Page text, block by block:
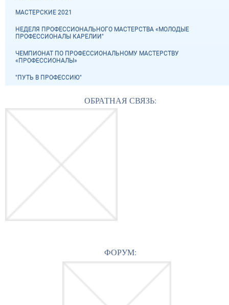
МАСТЕРСКИЕ 2021
НЕДЕЛЯ ПРОФЕССИОНАЛЬНОГО МАСТЕРСТВА «МОЛОДЫЕ
ПРОФЕССИОНАЛЫ КАРЕЛИИ"
ЧЕМПИОНАТ ПО ПРОФЕССИОНАЛЬНОМУ МАСТЕРСТВУ
«ПРОФЕССИОНАЛЫ»
"ПУТЬ В ПРОФЕССИЮ"
ОБРАТНАЯ СВЯЗЬ:
ФОРУМ: